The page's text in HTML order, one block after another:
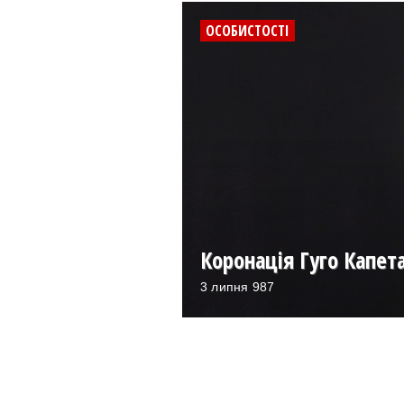
ОСОБИСТОСТІ
Коронація Гуго
3 липня 987